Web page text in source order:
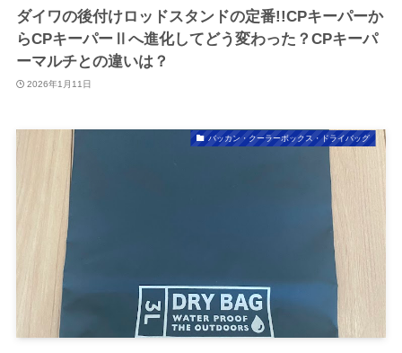
ダイワの後付けロッドスタンドの定番!!CPキーパーか
らCPキーパーⅡへ進化してどう変わった？CPキーパ
ーマルチとの違いは？
2026年1月11日
バッカン・クーラーボックス・ドライバッグ